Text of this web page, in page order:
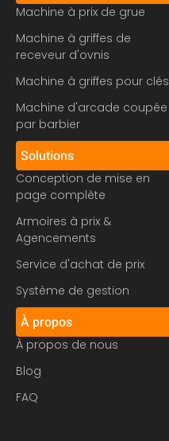
Machine à prix de grue
Machine à griffes de
receveur d'ovnis
Machine à griffes pour clés
Machine d'arcade coupée
par barbier
Solutions
Conception de mise en
page complète
Armoires à prix &
Agencements
Service d'achat de prix
Système de gestion
À propos
À propos de nous
Blog
FAQ